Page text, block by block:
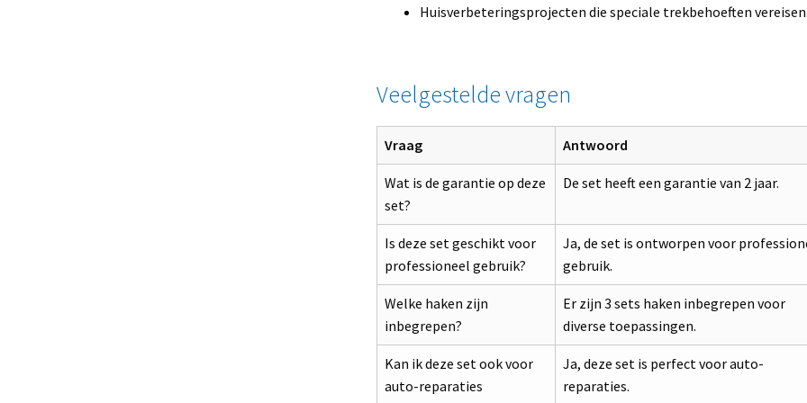
Huisverbeteringsprojecten die speciale trekbehoeften vereisen.
Veelgestelde vragen
Vraag Antwoord
Wat is de garantie op deze
set?
De set heeft een garantie van 2 jaar.
Is deze set geschikt voor
professioneel gebruik?
Ja, de set is ontworpen voor
gebruik.
Welke haken zijn
inbegrepen?
Er zijn 3 sets haken inbegrepen voor
diverse toepassingen.
Kan ik deze set ook voor
auto-reparaties
Ja, deze set is perfect voor auto-
reparaties.